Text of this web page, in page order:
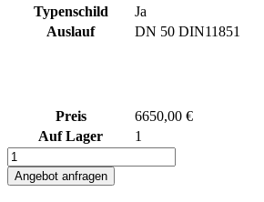
Typenschild
Ja
Auslauf
DN 50 DIN11851
Preis
6650,00 €
Auf Lager
1
2266L
heiz-/kühlbarer
Edelstahlbehälter
Angebot anfragen